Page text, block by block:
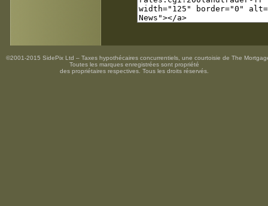
©2001-2015 SidePix Ltd – Taxes hypothécaires concurrentiels , une courtoisie de The
Toutes les marques enregistrées sont propriété
des propriétaires respectives. Tous les droits réservés.